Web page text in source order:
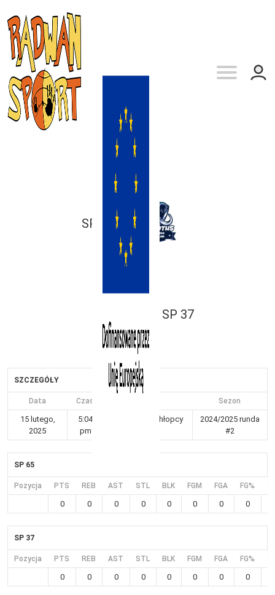
SP 65
SP 37
SZCZEGÓŁY
Data Czas Sezon
15 lutego,
2025
5:04
pm
Kraków 5-6 chłopcy
2024/2025 runda
#2
SP 65
Pozycja PTS REB AST STL BLK FGM FGA FG%
0 0 0 0 0 0 0 0
SP 37
Pozycja PTS REB AST STL BLK FGM FGA FG%
0 0 0 0 0 0 0 0